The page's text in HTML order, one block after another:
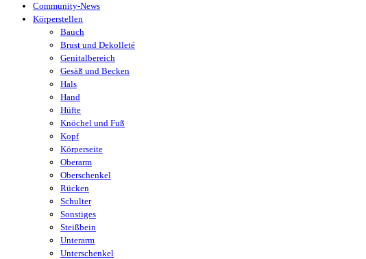
Community-News
Körperstellen
Bauch
Brust und Dekolleté
Genitalbereich
Gesäß und Becken
Hals
Hand
Hüfte
Knöchel und Fuß
Kopf
Körperseite
Oberarm
Oberschenkel
Rücken
Schulter
Sonstiges
Steißbein
Unterarm
Unterschenkel